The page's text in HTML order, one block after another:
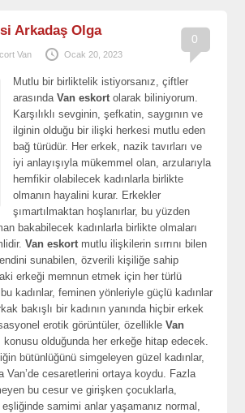
0
Arkadaş Olga
Van Ocak 20, 2023
Mutlu bir birliktelik istiyorsanız, çiftler
arasındaVan eskortolarak biliniyorum.
Karşılıklı sevginin, şefkatin, saygının ve
ilginin olduğu bir ilişki herkesi mutlu eden
bağ türüdür. Her erkek, nazik tavırları ve
iyi anlayışıyla mükemmel olan, arzularıyla
hemfikir olabilecek kadınlarla birlikte
olmanın hayalini kurar. Erkekler
şımartılmaktan hoşlanırlar, bu yüzden
bakabilecek kadınlarla birlikte olmaları
Van eskort mutlu ilişkilerin sırrını bilen
sunabilen, özverili kişiliğe sahip
erkeği memnun etmek için her türlü
kadınlar, feminen yönleriyle güçlü kadınlar
bakışlı bir kadının yanında hiçbir erkek
erotik görüntüler, özellikleVan
olduğunda her erkeğe hitap edecek.
bütünlüğünü simgeleyen güzel kadınlar,
Van’de cesaretlerini ortaya koydu. Fazla
bu cesur ve girişken çocuklarla,
samimi anlar yaşamanız normal,